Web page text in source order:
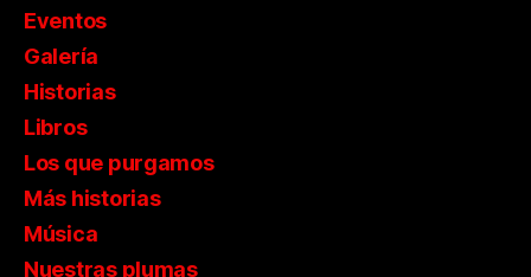
Eventos
Galería
Historias
Libros
Los que purgamos
Más historias
Música
Nuestras plumas